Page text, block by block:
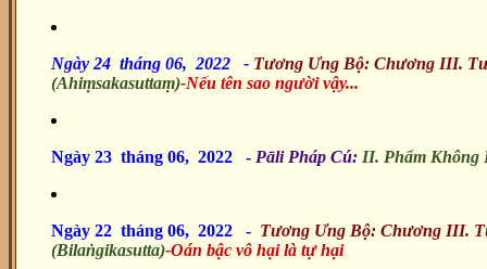
Ngày 24 tháng 06, 2022 - Tương Ưng Bộ: Chương III.
(Ahiṃsakasuttaṃ)-Nếu tên sao người vậy...
Ngày 23 tháng 06, 2022 - Pāli Pháp Cú: II. Phẩm Không
Ngày 22 tháng 06, 2022 - Tương Ưng Bộ: Chương III.
(Bilaṅgikasutta)-Oán bậc vô hại là tự hại